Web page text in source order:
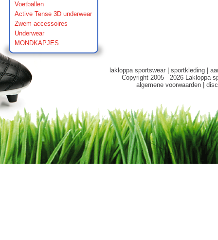
Voetballen
Active Tense 3D underwear
Zwem accessoires
Underwear
MONDKAPJES
lakloppa sportswear| sportkleding|
Copyright 2005 - 2026 Lakloppa
algemene voorwaarden